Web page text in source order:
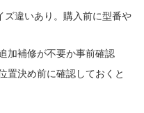
違いあり。購入前に型番や
加補修が不要か事前確認
置決め前に確認しておくと